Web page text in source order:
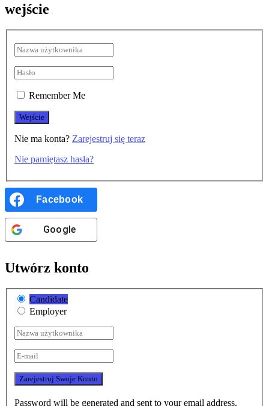
wejście
Remember Me
Nie ma konta? Zarejestruj się teraz
Nie pamiętasz hasła?
Facebook
Google
Utwórz konto
Candidate
Employer
Password will be generated and sent to your email address.